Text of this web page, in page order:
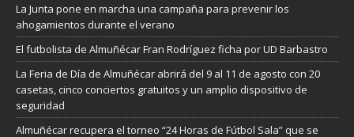
La Junta pone en marcha una campaña para prevenir los
ahogamientos durante el verano
El futbolista de Almuñécar Fran Rodríguez ficha por UD Barbastro
La Feria de Día de Almuñécar abrirá del 9 al 11 de agosto con 20
casetas, cinco conciertos gratuitos y un amplio dispositivo de
seguridad
Almuñécar recupera el torneo “24 Horas de Fútbol Sala” que se